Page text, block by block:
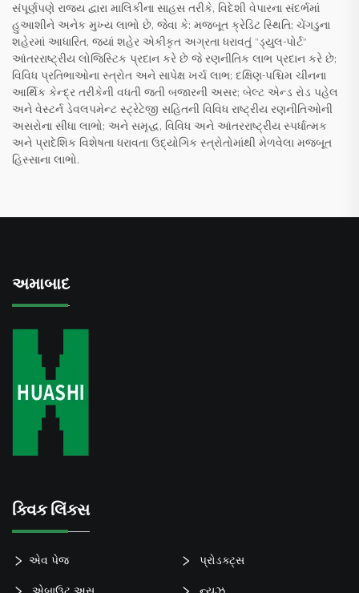
સંપૂર્ણપણે રાજ્ય દ્વારા માલિકીના સાહસ તરીકે, વિદેશી વેપારના સંદર્ભમાં
હુઆશીને અનેક મુખ્ય લાભો છે, જેવા કે: મજબૂત ક્રેડિટ સ્થિતિ; ચેંગડુના
શહેરમાં આધારિત, જ્યાં શહેર એકીકૃત અગ્રતા ધરાવતું "ડ્યુલ-પોર્ટ"
આંતરરાષ્ટ્રીય લોજિસ્ટિક પ્રદાન કરે છે જે રણનીતિક લાભ પ્રદાન કરે છે;
વિવિધ પ્રતિભાઓના સ્ત્રોત અને સાપેક્ષ ખર્ચ લાભ; દક્ષિણ-પશ્ચિમ ચીનના
આર્થિક કેન્દ્ર તરીકેની વધતી જતી બજારની અસર; બેલ્ટ એન્ડ રોડ પહેલ
અને વેસ્ટર્ન ડેવલપમેન્ટ સ્ટ્રેટેજી સહિતની વિવિધ રાષ્ટ્રીય રણનીતિઓની
અસરોના સીધા લાભો; અને સમૃદ્ધ, વિવિધ અને આંતરરાષ્ટ્રીય સ્પર્ધાત્મક
અને પ્રાદેશિક વિશેષતા ધરાવતા ઉદ્યોગિક સ્ત્રોતોમાંથી મેળવેલા મજબૂત
હિસ્સાના લાભો.
અમાબાદ
ક્વિક લિંક્સ
એવ પેજ પ્રોડક્ટ્સ